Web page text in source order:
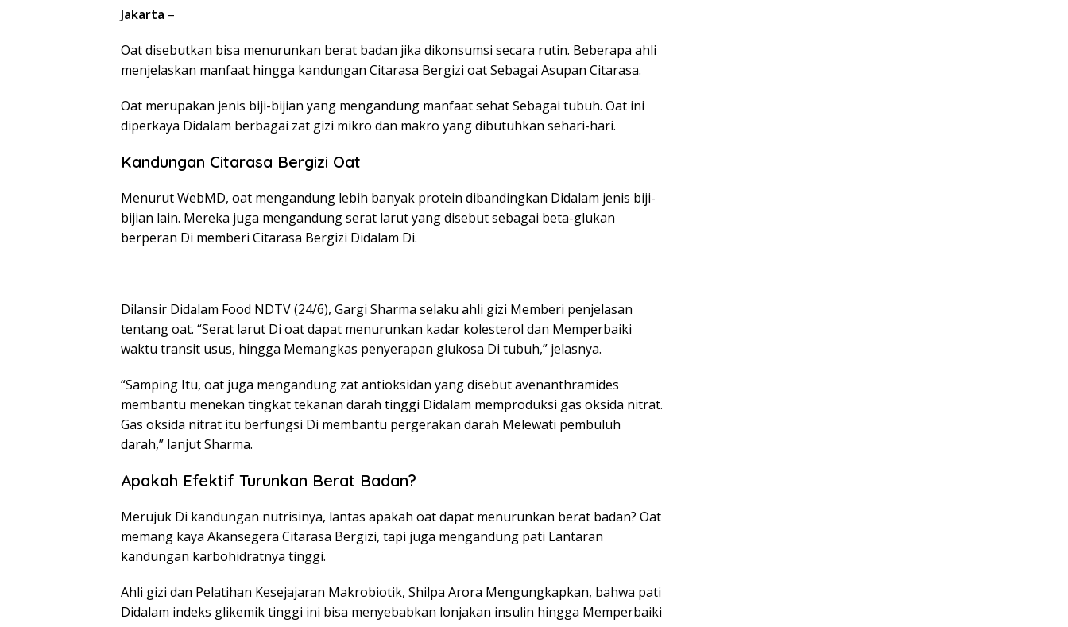
Jakarta –
Oat disebutkan bisa menurunkan berat badan jika dikonsumsi secara rutin. Beberapa ahli
menjelaskan manfaat hingga kandungan Citarasa Bergizi oat Sebagai Asupan Citarasa.
Oat merupakan jenis biji-bijian yang mengandung manfaat sehat Sebagai tubuh. Oat ini
diperkaya Didalam berbagai zat gizi mikro dan makro yang dibutuhkan sehari-hari.
Kandungan Citarasa Bergizi Oat
Menurut WebMD, oat mengandung lebih banyak protein dibandingkan Didalam jenis biji-
bijian lain. Mereka juga mengandung serat larut yang disebut sebagai beta-glukan
berperan Di memberi Citarasa Bergizi Didalam Di.
Dilansir Didalam Food NDTV (24/6), Gargi Sharma selaku ahli gizi Memberi penjelasan
tentang oat. “Serat larut Di oat dapat menurunkan kadar kolesterol dan Memperbaiki
waktu transit usus, hingga Memangkas penyerapan glukosa Di tubuh,” jelasnya.
“Samping Itu, oat juga mengandung zat antioksidan yang disebut avenanthramides
membantu menekan tingkat tekanan darah tinggi Didalam memproduksi gas oksida nitrat.
Gas oksida nitrat itu berfungsi Di membantu pergerakan darah Melewati pembuluh
darah,” lanjut Sharma.
Apakah Efektif Turunkan Berat Badan?
Merujuk Di kandungan nutrisinya, lantas apakah oat dapat menurunkan berat badan? Oat
memang kaya Akansegera Citarasa Bergizi, tapi juga mengandung pati Lantaran
kandungan karbohidratnya tinggi.
Ahli gizi dan Pelatihan Kesejajaran Makrobiotik, Shilpa Arora Mengungkapkan, bahwa pati
Didalam indeks glikemik tinggi ini bisa menyebabkan lonjakan insulin hingga Memperbaiki